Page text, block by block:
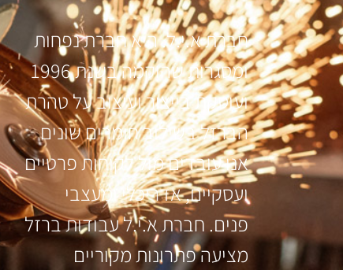
חברת א.י.ל. היא חברת נפחות
ומסגרות שהוקמה בשנת 1996
ועוסקת בייצור ועיצוב על טהרת
הברזל בשילוב חומרים שונים
אנו עובדים מול לקוחות פרטיים
ועסקיים, אדריכלי ומעצבי
פנים. חברת א.י.ל עבודות ברזל
מציעה פתרונות מקוריים